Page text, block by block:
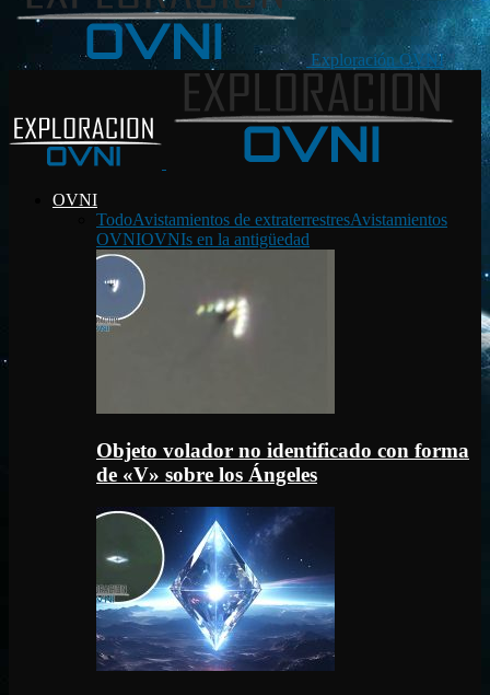
Exploración OVNI
OVNI
TodoAvistamientos de extraterrestresAvistamientos
OVNIOVNIs en la antigüedad
Objeto volador no identificado con forma
de «V» sobre los Ángeles